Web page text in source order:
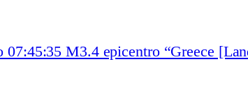
07:45:35 M3.4 epicentro “Greece